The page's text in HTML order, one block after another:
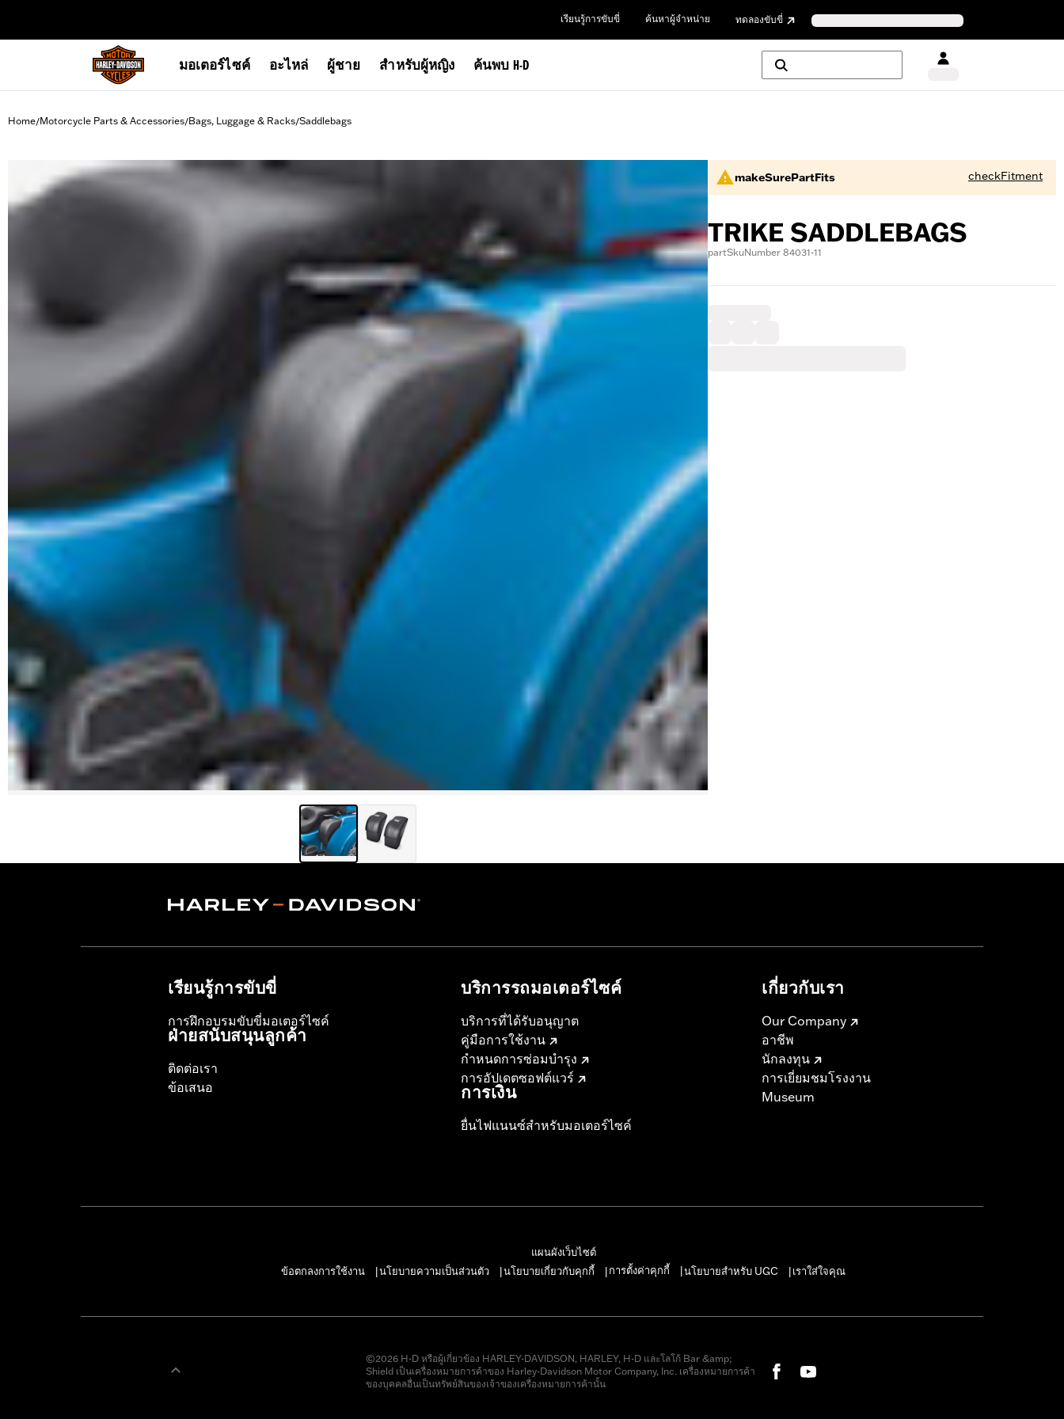
เรียนรู้การขับขี่ ค้นหาผู้จำหน่าย ทดลองขับขี่
มอเตอร์ไซค์ อะไหล่ ผู้ชาย สำหรับผู้หญิง ค้นพบ H-D
Home/Motorcycle Parts & Accessories/Bags, Luggage & Racks/Saddlebags
makeSurePartFits checkFitment
TRIKE SADDLEBAGS
partSkuNumber 84031-11
เรียนรู้การขับขี่
การฝึกอบรมขับขี่มอเตอร์ไซค์
ฝ่ายสนับสนุนลูกค้า
ติดต่อเรา
ข้อเสนอ
บริการรถมอเตอร์ไซค์​
บริการที่ได้รับอนุญาต
คู่มือการใช้งาน
กำหนดการซ่อมบำรุง
การอัปเดตซอฟต์แวร์
การเงิน
ยื่นไฟแนนซ์สำหรับมอเตอร์ไซค์
เกี่ยวกับเรา
Our Company
อาชีพ
นักลงทุน
การเยี่ยมชมโรงงาน
Museum
แผนผังเว็บไซต์
ข้อตกลงการใช้งาน
นโยบายความเป็นส่วนตัว นโยบายเกี่ยวกับคุกกี้ การตั้งค่าคุกกี้ นโยบายสำหรับ UGC เราใส่ใจคุณ
©2026 H-D หรือผู้เกี่ยวข้อง HARLEY-DAVIDSON, HARLEY, H-D และโลโก้ Bar &amp;
Shield เป็นเครื่องหมายการค้าของ Harley-Davidson Motor Company, Inc. เครื่องหมายการค้า
ของบุคคลอื่นเป็นทรัพย์สินของเจ้าของเครื่องหมายการค้านั้น